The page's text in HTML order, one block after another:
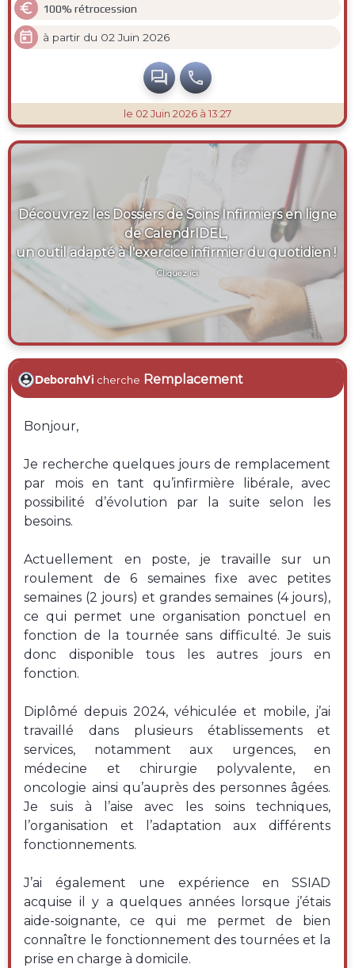
 100% rétrocession
 à partir du 02 Juin 2026
 
le 02 Juin 2026 à 13:27
Découvrez les Dossiers de Soins Infirmiers en ligne
de CalendrIDEL,
un outil adapté à l'exercice infirmier du quotidien !
Cliquez ici
DeborahVi cherche Remplacement
Bonjour,
Je recherche quelques jours de remplacement
par mois en tant qu’infirmière libérale, avec
possibilité d’évolution par la suite selon les
besoins.
Actuellement en poste, je travaille sur un
roulement de 6 semaines fixe avec petites
semaines (2 jours) et grandes semaines (4 jours),
ce qui permet une organisation ponctuel en
fonction de la tournée sans difficulté. Je suis
donc disponible tous les autres jours en
fonction.
Diplômé depuis 2024, véhiculée et mobile, j’ai
travaillé dans plusieurs établissements et
services, notamment aux urgences, en
médecine et chirurgie polyvalente, en
oncologie ainsi qu’auprès des personnes âgées.
Je suis à l’aise avec les soins techniques,
l’organisation et l’adaptation aux différents
fonctionnements.
J’ai également une expérience en SSIAD
acquise il y a quelques années lorsque j’étais
aide-soignante, ce qui me permet de bien
connaître le fonctionnement des tournées et la
prise en charge à domicile.